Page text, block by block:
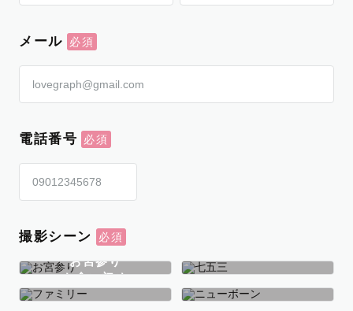
メール
電話番号
撮影シーン
お宮参り
お食い初め
七五三